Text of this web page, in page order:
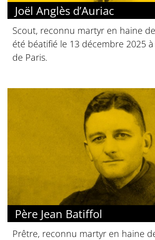
Joël Anglès d’Auriac
Scout, reconnu martyr en haine
été béatifié le 13 décembre 2025
de Paris.
Père Jean Batiffol
Prêtre, reconnu martyr en haine